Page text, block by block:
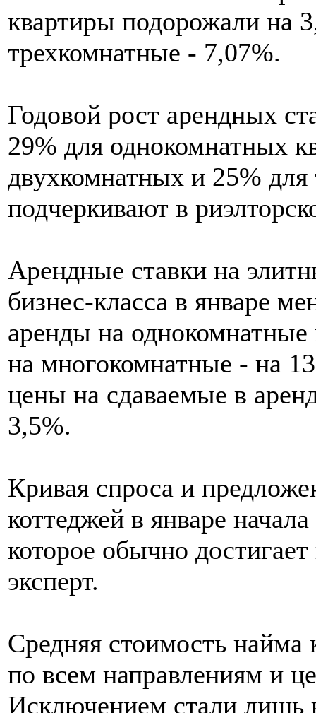
квартиры подорожали на
трехкомнатные - 7,07%.
Годовой рост арендных
29% для однокомнатных
двухкомнатных и 25%
подчеркивают в
Арендные ставки на
бизнес-класса в январе
аренды на
на многокомнатные - на
цены на сдаваемые в
3,5%.
Кривая спроса и
коттеджей в январе
которое обычно
эксперт.
Средняя стоимость найма
по всем направлениям и
Исключением стали лишь